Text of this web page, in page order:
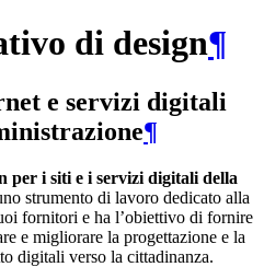
di design¶
e servizi digitali
¶
per i siti e i servizi digitali della
strumento di lavoro dedicato alla
fornitori e ha l’obiettivo di fornire
e migliorare la progettazione e la
digitali verso la cittadinanza.